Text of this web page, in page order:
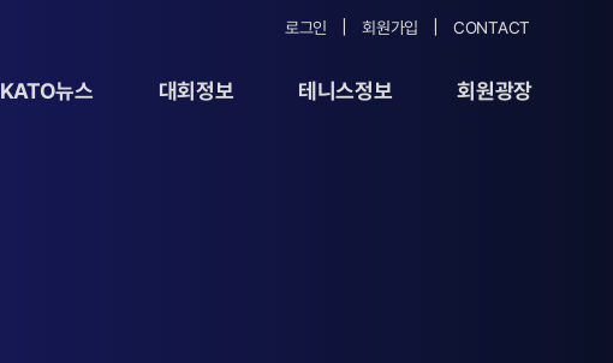
로그인 회원가입 CONTACT
KATO뉴스 대회정보 테니스정보 회원광장